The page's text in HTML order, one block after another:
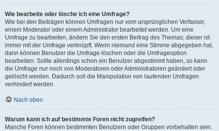
Wie bearbeite oder lösche ich eine Umfrage?
Wie bei den Beiträgen können Umfragen nur vom ursprünglichen Verfasser,
einem Moderator oder einem Administrator bearbeitet werden. Um eine
Umfrage zu bearbeiten, ändern Sie den ersten Beitrag des Themas; dieser ist
immer mit der Umfrage verknüpft. Wenn niemand eine Stimme abgegeben hat,
dann können Benutzer die Umfrage löschen oder die Umfrageoption
bearbeiten. Sollte allerdings schon ein Benutzer abgestimmt haben, so kann
die Umfrage nur noch von Moderatoren oder Administratoren geändert oder
gelöscht werden. Dadurch soll die Manipulation von laufenden Umfragen
verhindert werden.
Nach oben
Warum kann ich auf bestimmte Foren nicht zugreifen?
Manche Foren können bestimmten Benutzern oder Gruppen vorbehalten sein.